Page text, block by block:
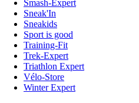
Smash-Expert
Sneak'In
Sneakids
Sport is good
Training-Fit
Trek-Expert
Triathlon Expert
Vélo-Store
Winter Expert